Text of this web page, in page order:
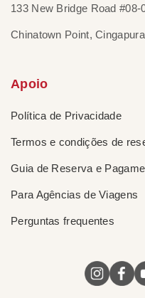
133 New Bridge Road #08-
Chinatown Point, Cingapura
Apoio
Política de Privacidade
Termos e condições de
Guia de Reserva e
Para Agências de Viagens
Perguntas frequentes